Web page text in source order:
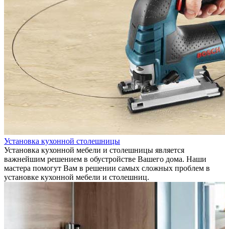
Установка кухонной столешницы
Установка кухонной мебели и столешницы является
важнейшим решением в обустройстве Вашего дома. Наши
мастера помогут Вам в решении самых сложных проблем в
установке кухонной мебели и столешниц.